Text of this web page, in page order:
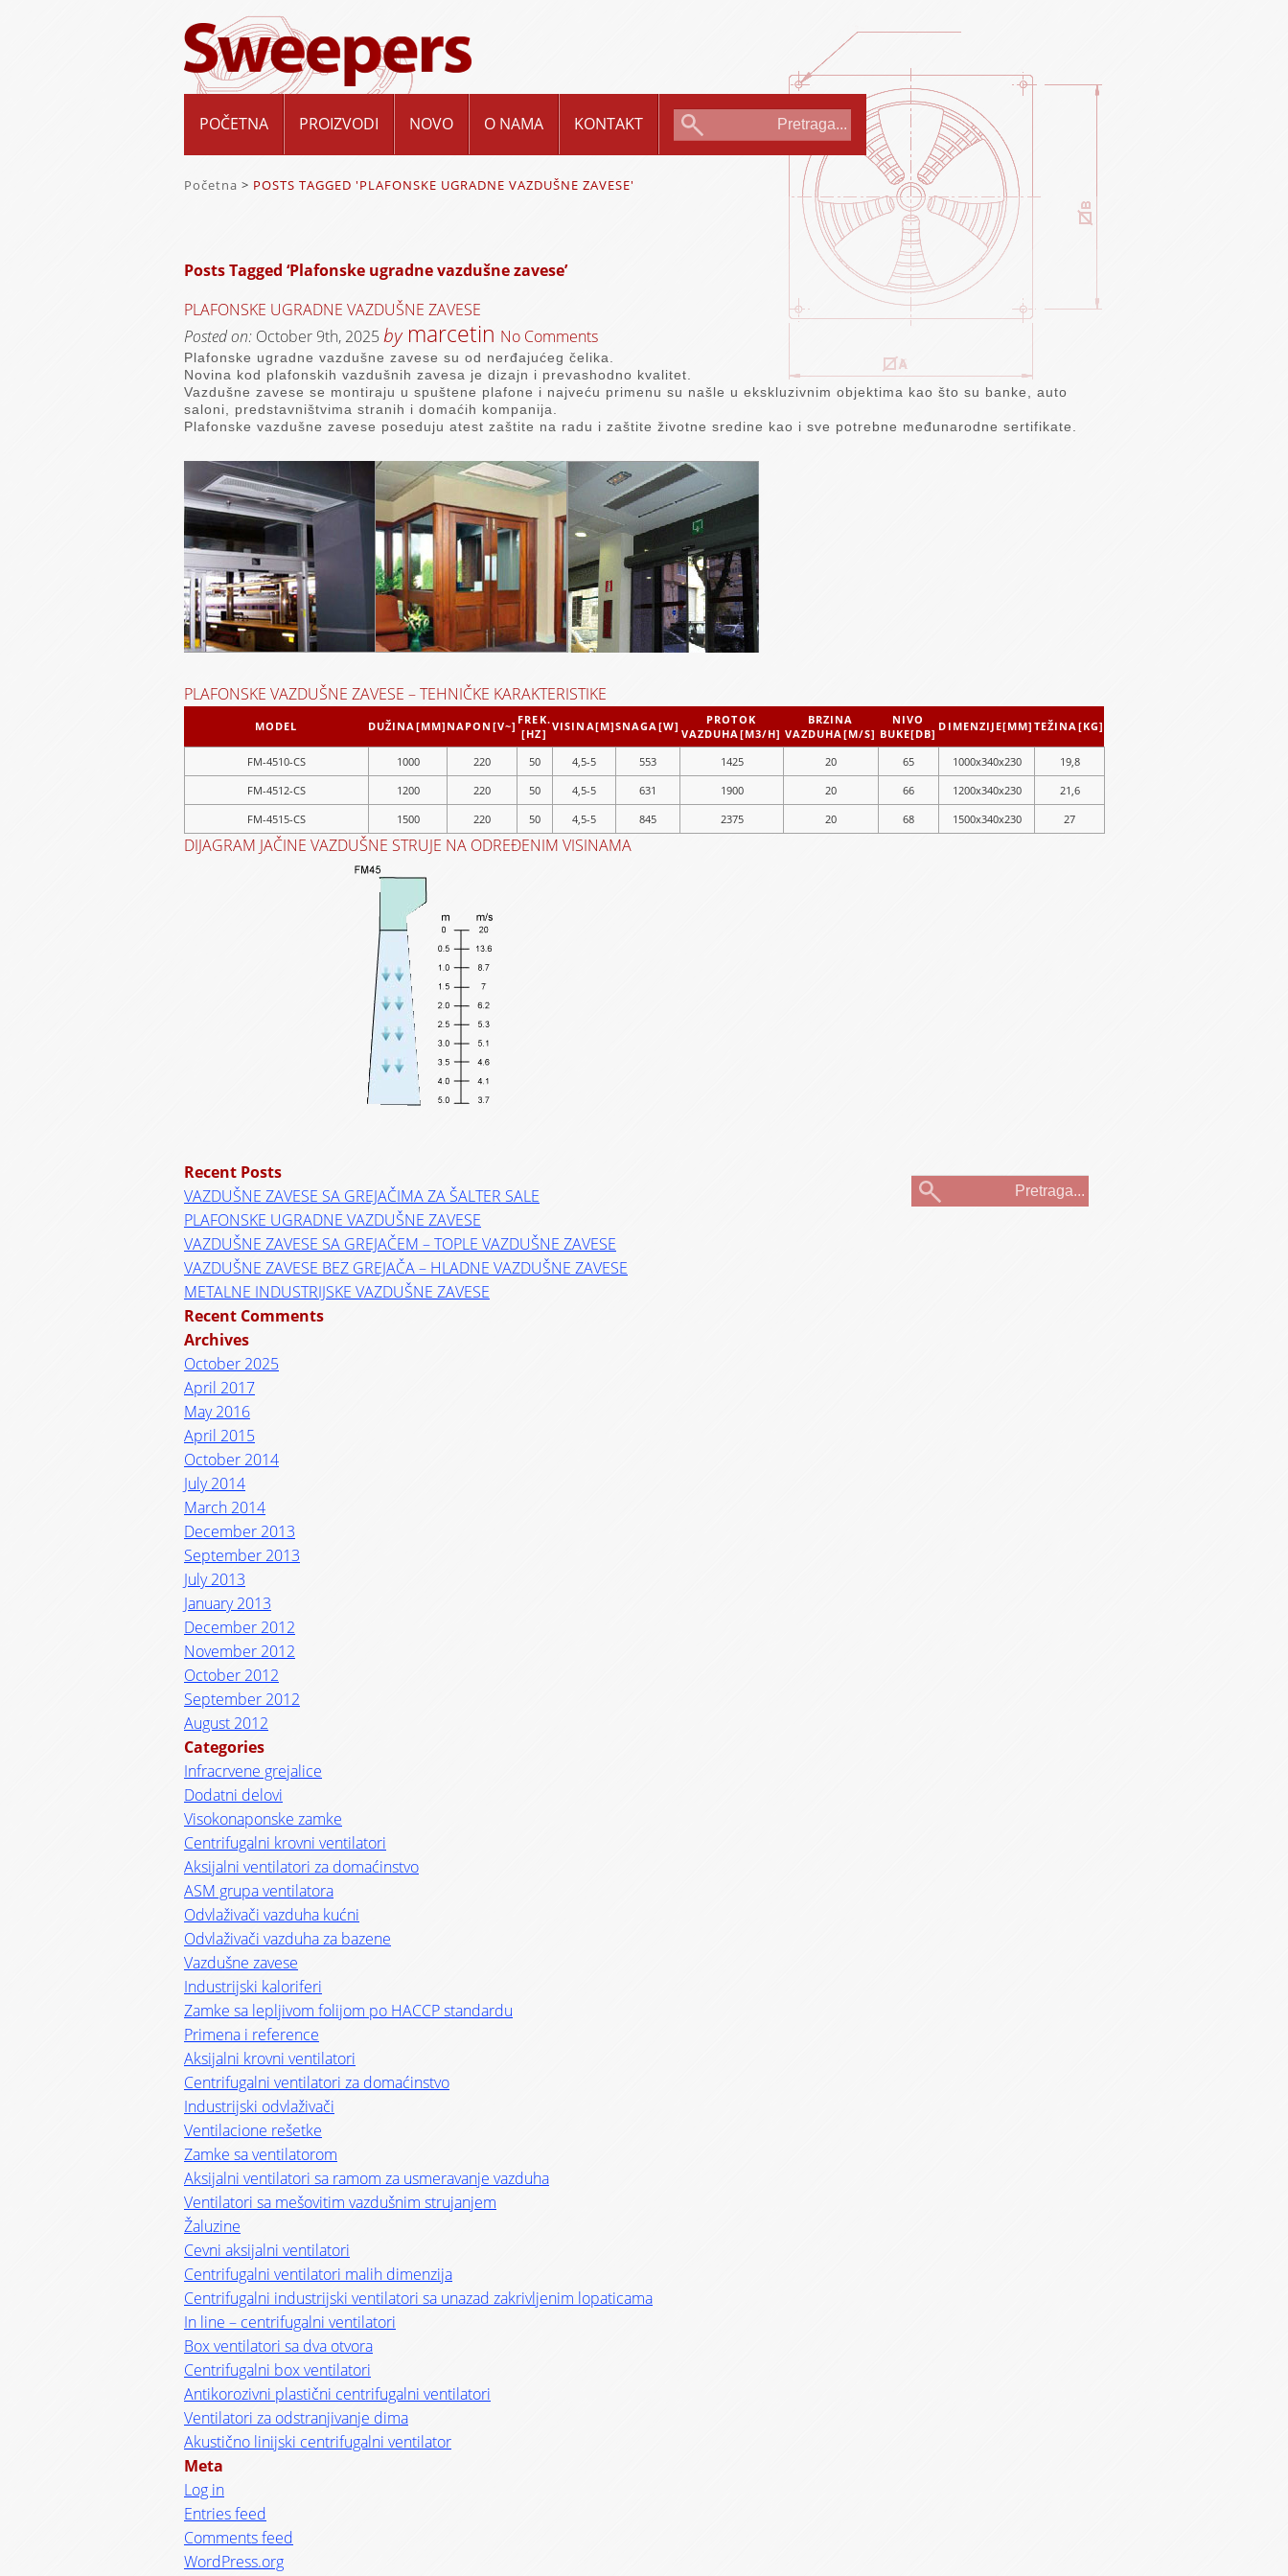
POČETNA PROIZVODI NOVO O NAMA KONTAKT
Početna > POSTS TAGGED 'PLAFONSKE UGRADNE VAZDUŠNE ZAVESE'
Posts Tagged ‘Plafonske ugradne vazdušne zavese’
PLAFONSKE UGRADNE VAZDUŠNE ZAVESE
Posted on: October 9th, 2025 by marcetin No Comments
Plafonske ugradne vazdušne zavese su od nerđajućeg čelika.
Novina kod plafonskih vazdušnih zavesa je dizajn i prevashodno kvalitet.
Vazdušne zavese se montiraju u spuštene plafone i najveću primenu su našle u ekskluzivnim objektima kao što su banke, auto
saloni, predstavništvima stranih i domaćih kompanija.
Plafonske vazdušne zavese poseduju atest zaštite na radu i zaštite životne sredine kao i sve potrebne međunarodne sertifikate.
PLAFONSKE VAZDUŠNE ZAVESE – TEHNIČKE KARAKTERISTIKE
MODEL DUŽINA[MM] NAPON[V~] FREK.
[HZ]
VISINA[M]SNAGA[W]
PROTOK
VAZDUHA[M3/H]
BRZINA
VAZDUHA[M/S]
NIVO
BUKE[DB]
DIMENZIJE[MM] TEŽINA[KG]
FM-4510-CS 1000 220 50 4,5-5 553 1425 20 65 1000x340x230
19,8
FM-4512-CS
1200 220 50 4,5-5 631 1900 20 66 1200x340x230
21,6
FM-4515-CS
1500 220 50 4,5-5 845 2375 20 68 1500x340x230 27
DIJAGRAM JAČINE VAZDUŠNE STRUJE NA ODREĐENIM VISINAMA
Recent Posts
VAZDUŠNE ZAVESE SA GREJAČIMA ZA ŠALTER SALE
PLAFONSKE UGRADNE VAZDUŠNE ZAVESE
VAZDUŠNE ZAVESE SA GREJAČEM – TOPLE VAZDUŠNE ZAVESE
VAZDUŠNE ZAVESE BEZ GREJAČA – HLADNE VAZDUŠNE ZAVESE
METALNE INDUSTRIJSKE VAZDUŠNE ZAVESE
Recent Comments
Archives
October 2025
April 2017
May 2016
April 2015
October 2014
July 2014
March 2014
December 2013
September 2013
July 2013
January 2013
December 2012
November 2012
October 2012
September 2012
August 2012
Categories
Infracrvene grejalice
Dodatni delovi
Visokonaponske zamke
Centrifugalni krovni ventilatori
Aksijalni ventilatori za domaćinstvo
ASM grupa ventilatora
Odvlaživači vazduha kućni
Odvlaživači vazduha za bazene
Vazdušne zavese
Industrijski kaloriferi
Zamke sa lepljivom folijom po HACCP standardu
Primena i reference
Aksijalni krovni ventilatori
Centrifugalni ventilatori za domaćinstvo
Industrijski odvlaživači
Ventilacione rešetke
Zamke sa ventilatorom
Aksijalni ventilatori sa ramom za usmeravanje vazduha
Ventilatori sa mešovitim vazdušnim strujanjem
Žaluzine
Cevni aksijalni ventilatori
Centrifugalni ventilatori malih dimenzija
Centrifugalni industrijski ventilatori sa unazad zakrivljenim lopaticama
In line – centrifugalni ventilatori
Box ventilatori sa dva otvora
Centrifugalni box ventilatori
Antikorozivni plastični centrifugalni ventilatori
Ventilatori za odstranjivanje dima
Akustično linijski centrifugalni ventilator
Meta
Log in
Entries feed
Comments feed
WordPress.org